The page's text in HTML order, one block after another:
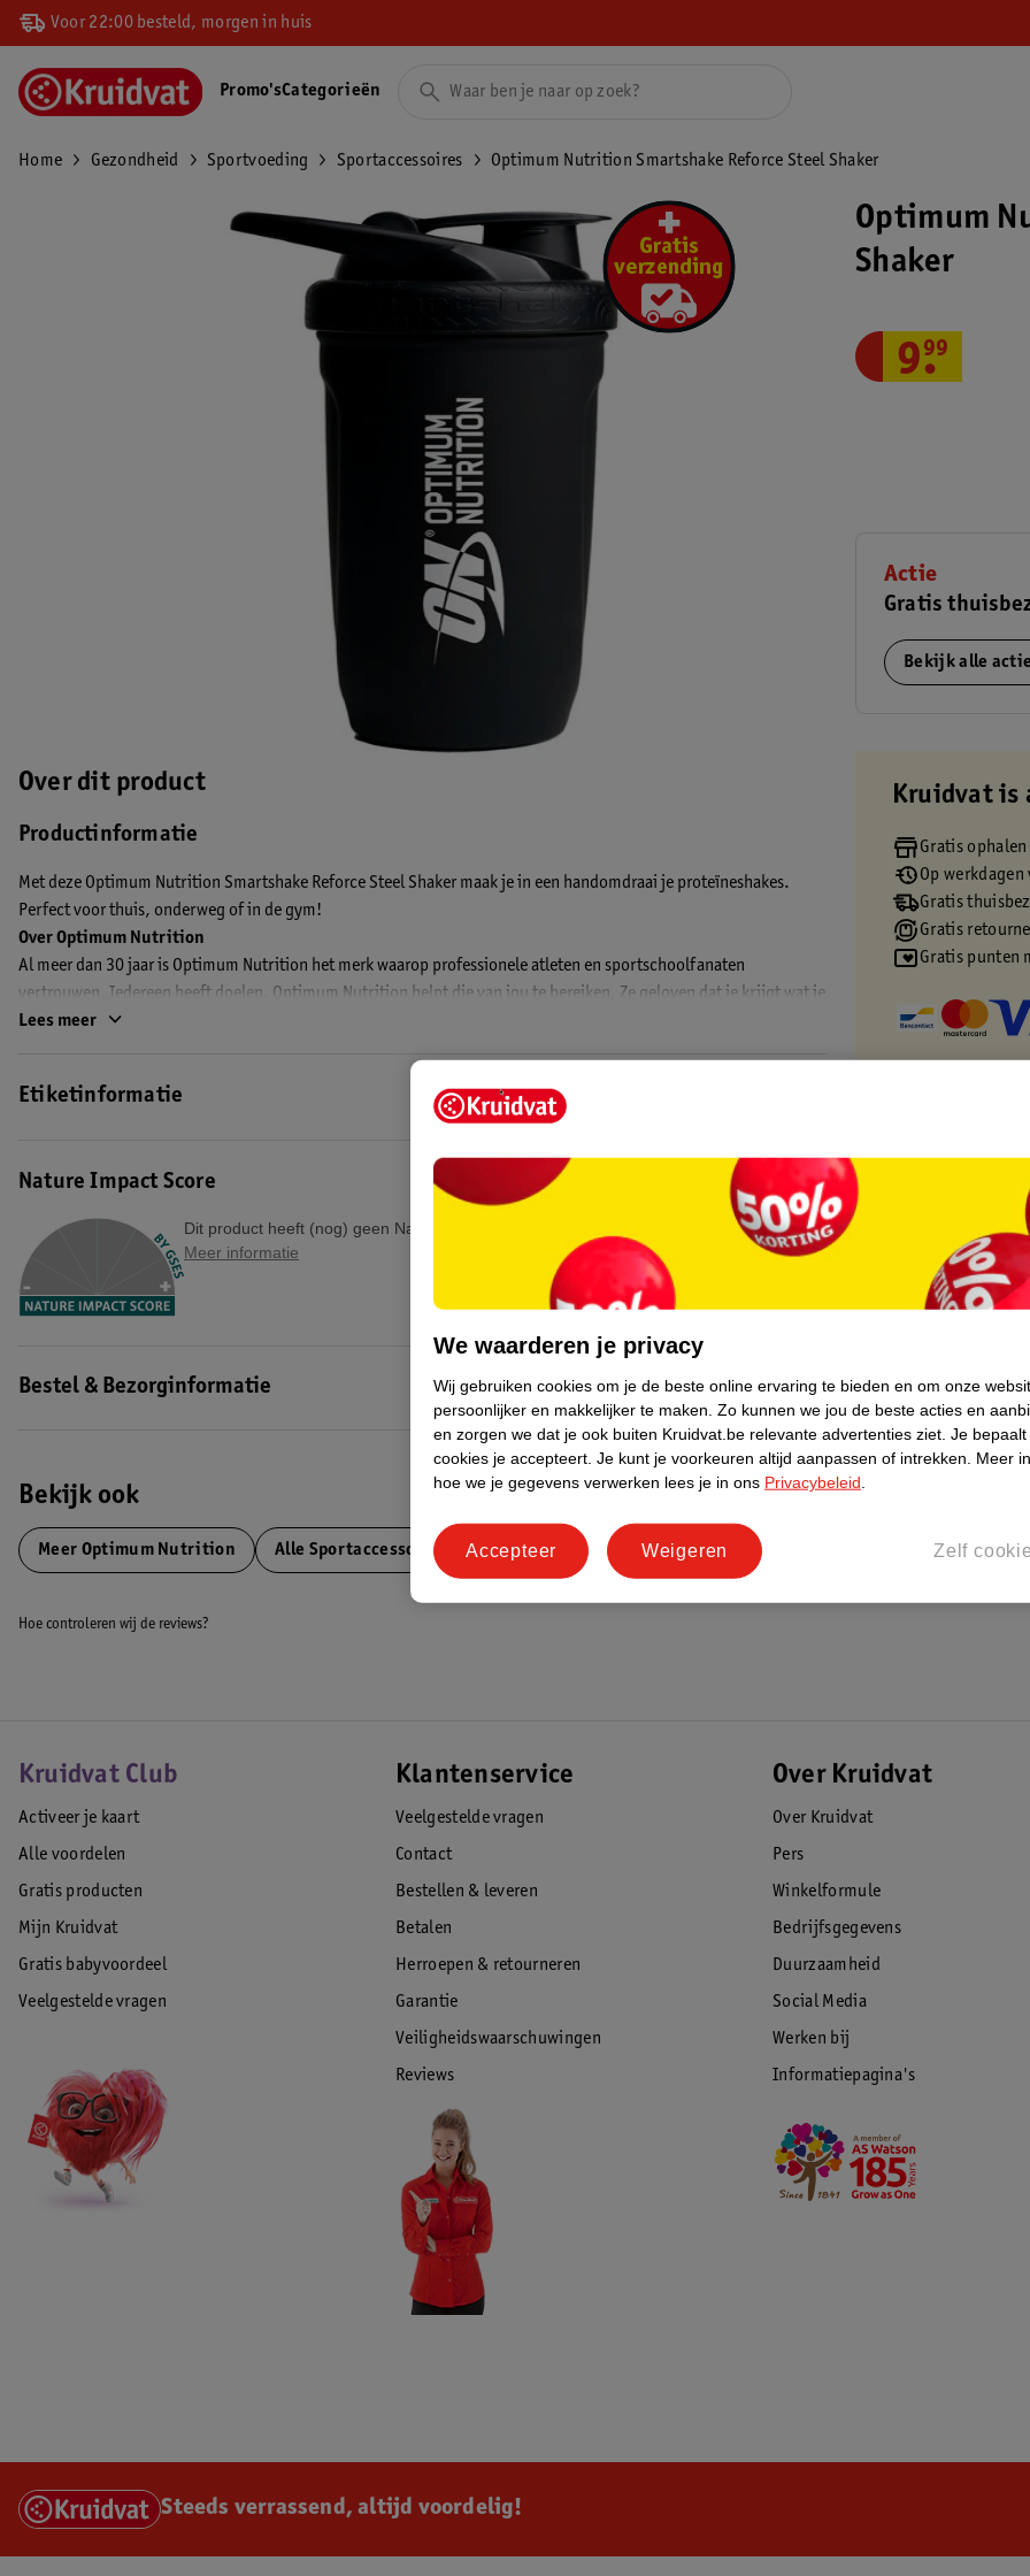
Voor 22:00 besteld, morgen in huis
Promo'sCategorieën
Home Gezondheid Sportvoeding Sportaccessoires Optimum Nutrition Smartshake Reforce Steel Shaker
Over dit product
Productinformatie
Met deze Optimum Nutrition Smartshake Reforce Steel Shaker maak je in een handomdraai je proteïneshakes.
Perfect voor thuis, onderweg of in de gym!
Over Optimum Nutrition
Al meer dan 30 jaar is Optimum Nutrition het merk waarop professionele atleten en sportschoolfanaten
vertrouwen. Iedereen heeft doelen. Optimum Nutrition helpt die van jou te bereiken. Ze geloven dat je krijgt wat je
erin stopt, daarom gebruiken hun gecertificeerde productiefaciliteiten alleen ingrediënten van hoge kwaliteit en
Lees meer
Etiketinformatie
Nature Impact Score
Dit product heeft (nog) geen Nature Impact Score.
Meer informatie
Bestel & Bezorginformatie
Bekijk ook
Meer Optimum Nutrition Alle Sportaccessoires
Optimum
Shaker
9.
99
Actie
Gratis
Bekijk alle
Kruidvat is
Gratis
Op
Gratis
Gratis
Gratis punten
Hoe controleren wij de reviews?
Kruidvat Club
Activeer je kaart
Alle voordelen
Gratis producten
Mijn Kruidvat
Gratis babyvoordeel
Veelgestelde vragen
Klantenservice
Veelgestelde vragen
Contact
Bestellen & leveren
Betalen
Herroepen & retourneren
Garantie
Veiligheidswaarschuwingen
Reviews
Over Kruidvat
Over Kruidvat
Pers
Winkelformule
Bedrijfsgegevens
Duurzaamheid
Social Media
Werken bij
Informatiepagina's
Steeds verrassend, altijd voordelig!
We waarderen je privacy
Wij gebruiken cookies om je de beste online ervaring te bieden en om onze
persoonlijker en makkelijker te maken. Zo kunnen we jou de beste acties en
en zorgen we dat je ook buiten Kruidvat.be relevante advertenties ziet. Je
cookies je accepteert. Je kunt je voorkeuren altijd aanpassen of intrekken.
Meer
hoe we je gegevens verwerken lees je in ons Privacybeleid
Zelf
Weigeren
Accepteer